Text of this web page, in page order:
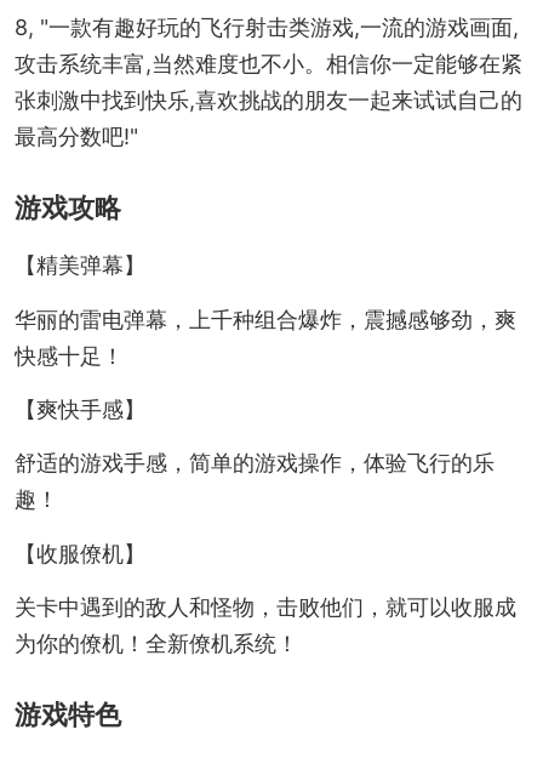
8, "一款有趣好玩的飞行射击类游戏,一流的游戏画面,
攻击系统丰富,当然难度也不小。相信你一定能够在紧
张刺激中找到快乐,喜欢挑战的朋友一起来试试自己的
最高分数吧!"
游戏攻略
【精美弹幕】
华丽的雷电弹幕，上千种组合爆炸，震撼感够劲，爽
快感十足！
【爽快手感】
舒适的游戏手感，简单的游戏操作，体验飞行的乐
趣！
【收服僚机】
关卡中遇到的敌人和怪物，击败他们，就可以收服成
为你的僚机！全新僚机系统！
游戏特色